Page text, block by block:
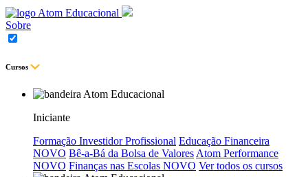
Sobre
Cursos
Iniciante
Formação Investidor Profissional Educação Financeira
NOVO Bê-a-Bá da Bolsa de Valores Atom Performance
NOVO Finanças nas Escolas NOVO Ver todos os cursos